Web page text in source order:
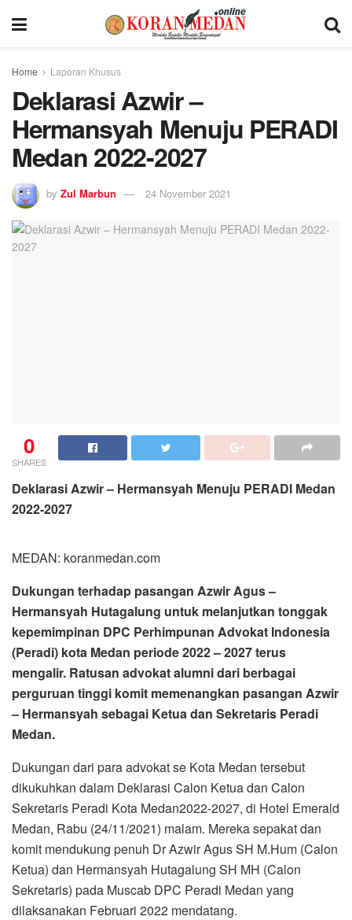
Home Laporan Khusus
Deklarasi Azwir –
Hermansyah Menuju PERADI
Medan 2022-2027
by Zul Marbun 24 November 2021
0
SHARES
Deklarasi Azwir – Hermansyah Menuju PERADI Medan
2022-2027
MEDAN: koranmedan.com
Dukungan terhadap pasangan Azwir Agus –
Hermansyah Hutagalung untuk melanjutkan tonggak
kepemimpinan DPC Perhimpunan Advokat Indonesia
(Peradi) kota Medan periode 2022 – 2027 terus
mengalir. Ratusan advokat alumni dari berbagai
perguruan tinggi komit memenangkan pasangan Azwir
– Hermansyah sebagai Ketua dan Sekretaris Peradi
Medan.
Dukungan dari para advokat se Kota Medan tersebut
dikukuhkan dalam Deklarasi Calon Ketua dan Calon
Sekretaris Peradi Kota Medan2022-2027, di Hotel Emerald
Medan, Rabu (24/11/2021) malam. Mereka sepakat dan
komit mendukung penuh Dr Azwir Agus SH M.Hum (Calon
Ketua) dan Hermansyah Hutagalung SH MH (Calon
Sekretaris) pada Muscab DPC Peradi Medan yang
dilaksanakan Februari 2022 mendatang.